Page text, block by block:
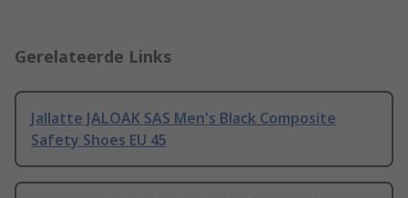
Gerelateerde Links
Jallatte JALOAK SAS Men's Black Composite
Safety Shoes EU 45